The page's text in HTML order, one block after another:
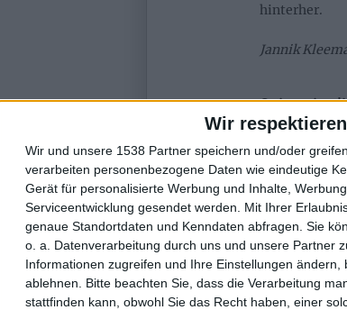
Wir
Wir und unsere 1538 Partner speichern und/oder
verarbeiten personenbezogene Daten wie eindeutige
Gerät für personalisierte Werbung und Inhalte,
Serviceentwicklung gesendet werden.
Mit Ihrer
genaue Standortdaten und Kenndaten abfragen. Sie
o. a. Datenverarbeitung durch uns und unsere Partner
Informationen zugreifen und Ihre Einstellungen
ablehnen.
Bitte beachten Sie, dass die Verarbeitung
stattfinden kann, obwohl Sie das Recht haben, einer
hinterher.
Jannik
Seiten in
1 2 3
15 16 17
29
6/10
Lynx
Watcher Of Skies